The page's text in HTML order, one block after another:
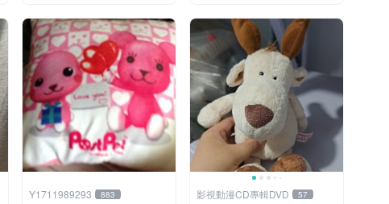
Y1711989293 883 影視動漫CD專輯DVD 57